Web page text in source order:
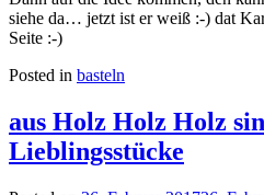
siehe da… jetzt ist er weiß :-) dat
Seite :-)
Posted in basteln
aus Holz Holz Holz
Lieblingsstücke